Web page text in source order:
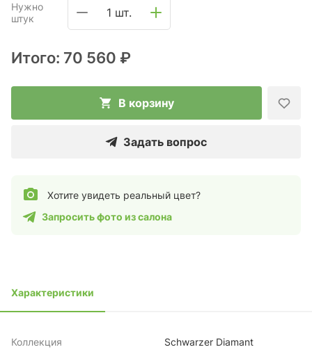
Нужно
штук
1 шт.
Итого: 70 560 ₽
В корзину
Задать вопрос
Хотите увидеть реальный цвет?
Запросить фото из салона
Характеристики
Коллекция Schwarzer Diamant